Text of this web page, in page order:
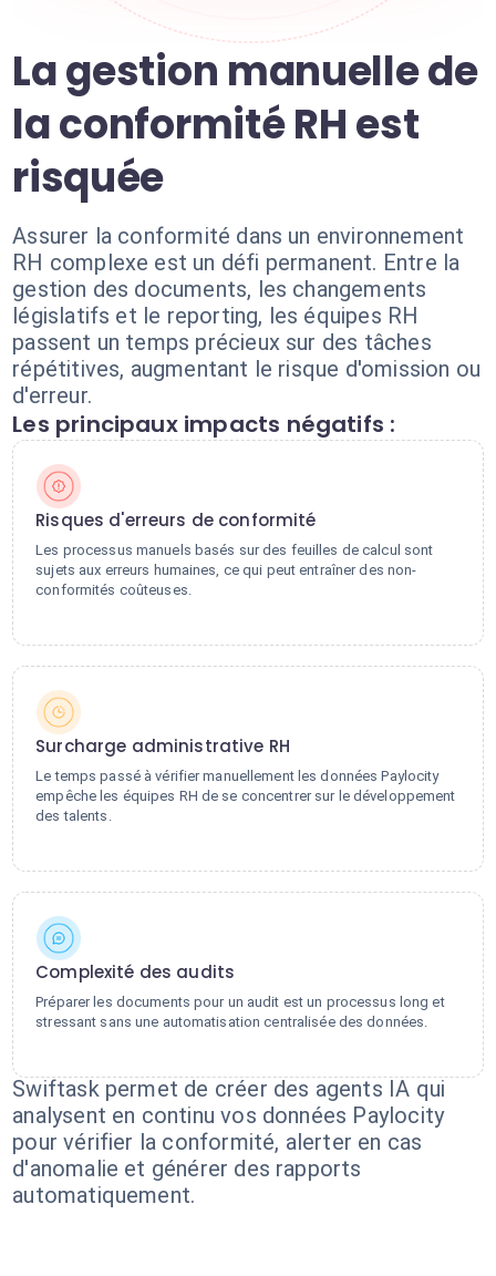
La gestion manuelle de
la conformité RH est
risquée
Assurer la conformité dans un environnement
RH complexe est un défi permanent. Entre la
gestion des documents, les changements
législatifs et le reporting, les équipes RH
passent un temps précieux sur des tâches
répétitives, augmentant le risque d'omission ou
d'erreur.
Les principaux impacts négatifs :
Risques d'erreurs de conformité
Les processus manuels basés sur des feuilles de calcul sont
sujets aux erreurs humaines, ce qui peut entraîner des non-
conformités coûteuses.
Surcharge administrative RH
Le temps passé à vérifier manuellement les données Paylocity
empêche les équipes RH de se concentrer sur le développement
des talents.
Complexité des audits
Préparer les documents pour un audit est un processus long et
stressant sans une automatisation centralisée des données.
Swiftask permet de créer des agents IA qui
analysent en continu vos données Paylocity
pour vérifier la conformité, alerter en cas
d'anomalie et générer des rapports
automatiquement.